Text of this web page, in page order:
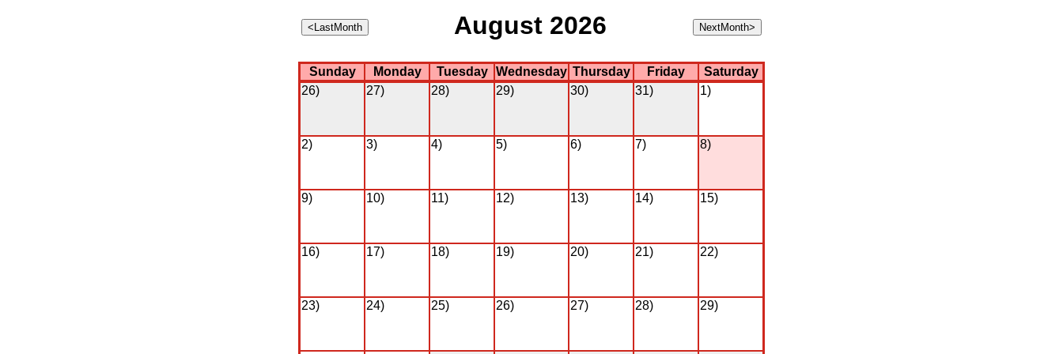
August 2026
Sunday Monday Tuesday Wednesday Thursday Friday
Saturday
26)
27) 28) 29) 30) 31) 1)
2) 3) 4) 5) 6) 7) 8)
9) 10) 11) 12) 13) 14) 15)
16) 17) 18) 19) 20) 21) 22)
23) 24) 25) 26) 27) 28) 29)